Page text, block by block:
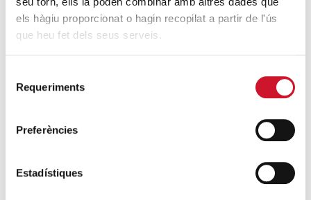
els hàgiu proporcionat o hagin recopilat a partir de l'ús
que heu fet dels seus serveis.
Requeriments
Preferències
Estadístiques
sensellarisme a Barcelona
SEGUEIX LLEGINT
Fundació Foment de l’Habitatge Social
#recomptebcn17: Fent visible el
SEGUEIX LLEGINT